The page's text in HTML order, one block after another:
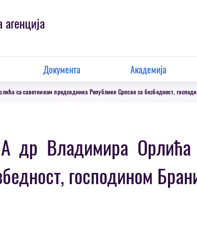
Документа Академија
са саветником председника Републике Српске за безбедност,
др Владимира Орлића
господином